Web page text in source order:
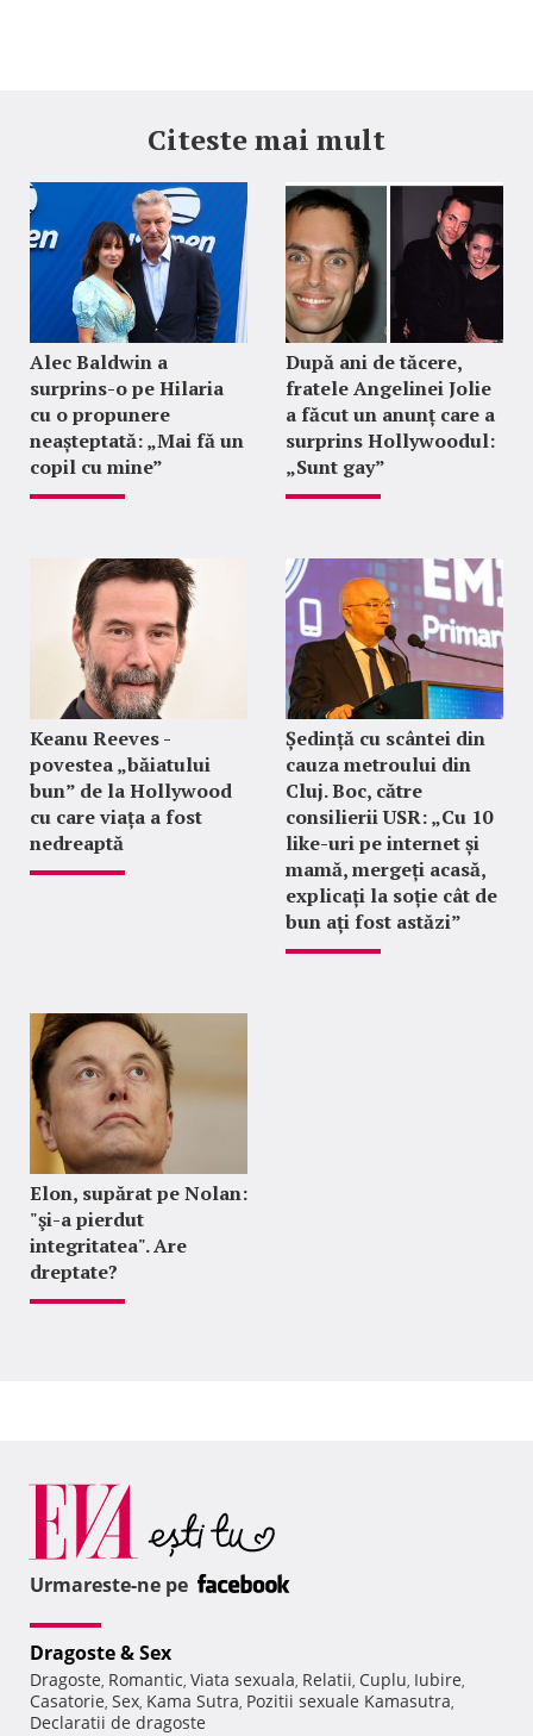
Citeste mai mult
Alec Baldwin a
surprins-o pe Hilaria
cu o propunere
neașteptată: „Mai fă un
copil cu mine”
După ani de tăcere,
fratele Angelinei Jolie
a făcut un anunț care a
surprins Hollywoodul:
„Sunt gay”
Keanu Reeves -
povestea „băiatului
bun” de la Hollywood
cu care viața a fost
nedreaptă
Ședință cu scântei din
cauza metroului din
Cluj. Boc, către
consilierii USR: „Cu 10
like-uri pe internet și
mamă, mergeți acasă,
explicați la soție cât de
bun ați fost astăzi”
Elon, supărat pe Nolan:
"şi-a pierdut
integritatea". Are
dreptate?
Urmareste-ne pe
Dragoste & Sex
Dragoste, Romantic, Viata sexuala, Relatii, Cuplu, Iubire,
Casatorie, Sex, Kama Sutra, Pozitii sexuale Kamasutra,
Declaratii de dragoste